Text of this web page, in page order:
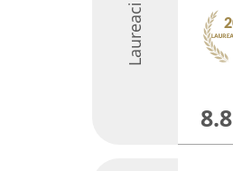
Laureaci
8.8